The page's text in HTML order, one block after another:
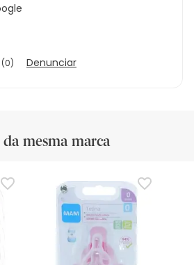
(0) Denunciar
mesma marca